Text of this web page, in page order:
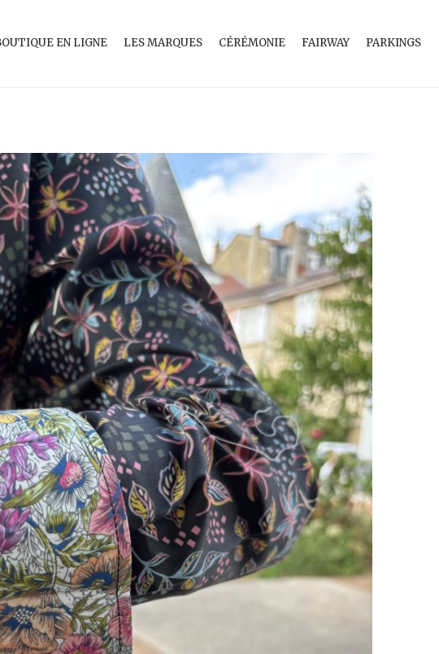
EN LIGNE LES MARQUES CÉRÉMONIE FAIRWAY PARKINGS